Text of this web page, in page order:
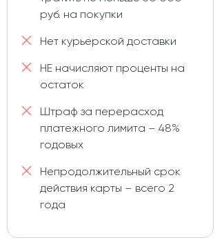
руб. на покупки
Нет курьерской доставки
НЕ начисляют проценты на
остаток
Штраф за перерасход
платежного лимита – 48%
годовых
Непродолжительный срок
действия карты – всего 2
года